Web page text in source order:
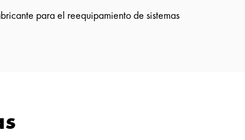
para el reequipamiento de sistemas